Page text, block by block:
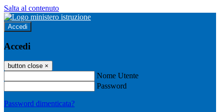
Salta al contenuto
Accedi
Accedi
button close ×
Nome Utente
Password
Password dimenticata?